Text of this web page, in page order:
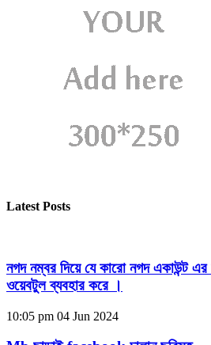
Latest Posts
নগদ নম্বর দিয়ে যে কারো নগদ একাউন্ট
ওয়েবটুল ব্যবহার করে ।
10:05 pm 04 Jun 2024